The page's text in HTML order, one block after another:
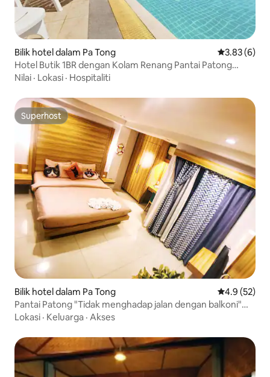
Bilik hotel dalam Pa Tong Penarafan
3.83 (6)
Hotel Butik 1BR dengan Kolam Renang Pantai Patong
Thailand
Nilai · Lokasi · Hospitaliti
Superhost
Superhost
Bilik hotel dalam Pa Tong Penarafan
4.9 (52)
Pantai Patong "Tidak menghadap jalan dengan balkoni"
Bersih dan bersih Kucing Tema Hostel Hotel B&B Queen
Lokasi · Keluarga · Akses